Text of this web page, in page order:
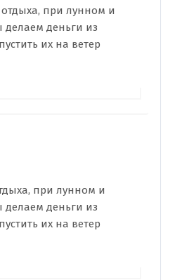
при лунном и
делаем деньги из
их на ветер
при лунном и
делаем деньги из
их на ветер